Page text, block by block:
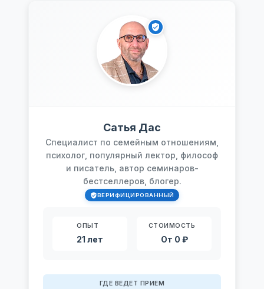
Сатья Дас
Специалист по семейным отношениям,
психолог, популярный лектор, философ
и писатель, автор семинаров-
бестселлеров, блогер.
ВЕРИФИЦИРОВАННЫЙ
ОПЫТ
21 лет
СТОИМОСТЬ
От 0 ₽
ГДЕ ВЕДЕТ ПРИЕМ